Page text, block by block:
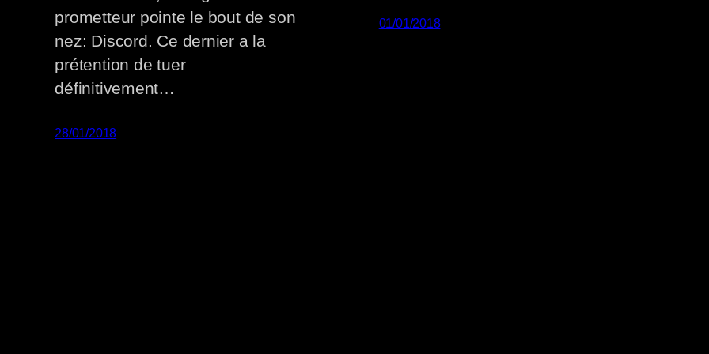
prometteur pointe le bout de son
nez: Discord. Ce dernier a la
prétention de tuer
définitivement…
28/01/2018
01/01/2018